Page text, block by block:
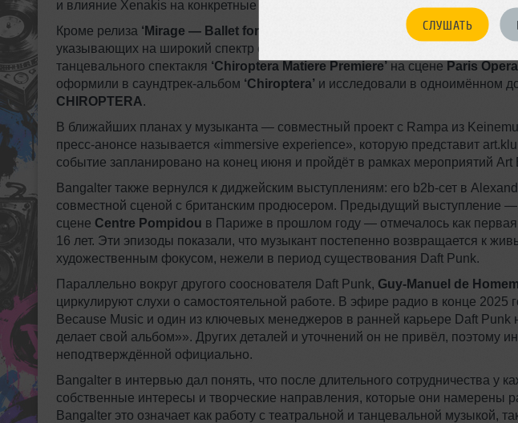
СЛУШАТЬ
и влияние Xenakis на конкретные музыкальные решения, а также методы
Кроме релиза ‘Mirage — Ballet for 16 Dancers’
, за последние годы Bangalter
указывающих на широкий спектр его деятельности вне Daft Punk. В 2023
танцевального спектакля ‘Chiroptera Matiere Premiere’ на сцене Paris
оформили в саундтрек‑альбом ‘Chiroptera’ и исследовали в одноимённом
CHIROPTERA.
В ближайших планах у музыканта — совместный проект с Rampa из
пресс‑анонсе называется «immersive experience», которую представит
событие запланировано на конец июня и пройдёт в рамках мероприятий Art
Bangalter также вернулся к диджейским выступлениям: его b2b‑сет в
совместной сценой с британским продюсером. Предыдущий выступление —
сцене Centre Pompidou в Париже в прошлом году — отмечалось как первая
16 лет. Эти эпизоды показали, что музыкант постепенно возвращается к
художественным фокусом, нежели в период существования Daft Punk.
Параллельно вокруг другого сооснователя Daft Punk, Guy‑Manuel de
циркулируют слухи о самостоятельной работе. В эфире радио в конце 2025
Because Music и один из ключевых менеджеров в ранней карьере Daft Punk
делает свой альбом»». Других деталей и уточнений он не привёл, поэтому
неподтверждённой официально.
Bangalter в интервью дал понять, что после длительного сотрудничества у
собственные интересы и творческие направления, которые они намерены
Bangalter это означает как работу с театральной и танцевальной музыкой,